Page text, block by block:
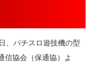
、パチスロ遊技機の型
信協会（保通協）よ